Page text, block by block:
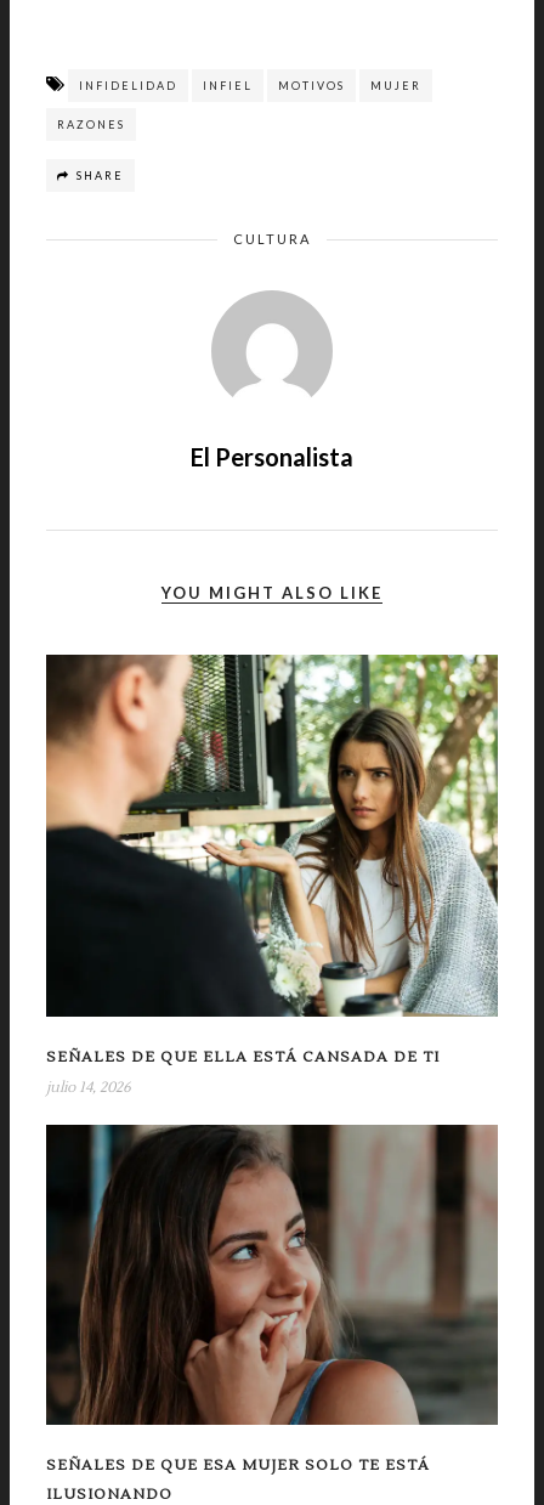
INFIDELIDAD INFIEL MOTIVOS MUJER
RAZONES
SHARE
CULTURA
El Personalista
YOU MIGHT ALSO LIKE
SEÑALES DE QUE ELLA ESTÁ CANSADA DE TI
julio 14, 2026
SEÑALES DE QUE ESA MUJER SOLO TE ESTÁ
ILUSIONANDO